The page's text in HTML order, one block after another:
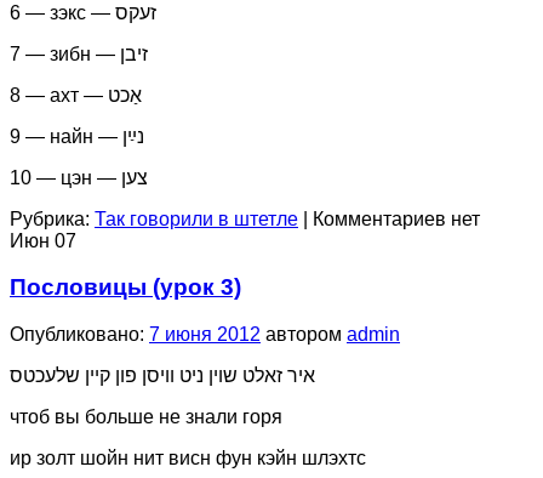
6 — зэкс — זעקס
7 — зибн — זיבן
8 — ахт — אַכט
9 — найн — נײַן
10 — цэн — צען
Рубрика: Так говорили в штетле
Комментариев нет
Июн 07
Пословицы (урок 3)
Опубликовано: 7 июня 2012 автором admin
איר זאלט שוין ניט וויסן פון קיין שלעכטס
чтоб вы больше не знали горя
ир золт шойн нит висн фун кэйн шлэхтс